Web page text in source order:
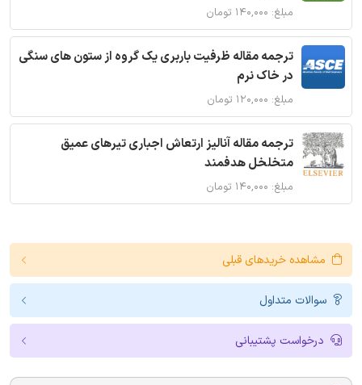
مبلغ: ۱۴۰,۰۰۰ تومان
ترجمه مقاله ظرفیت باربری یک گروه از ستون های سنگی
در خاک نرم
مبلغ: ۱۲۰,۰۰۰ تومان
ترجمه مقاله آنالیز ارتعاش اجباری تیرهای عمیق
متخلخل هدفمند
مبلغ: ۱۴۰,۰۰۰ تومان
مشاهده خریدهای قبلی
سوالات متداول
درخواست پشتیبانی